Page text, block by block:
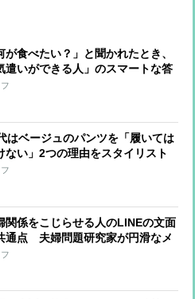
が食べたい？」と聞かれたとき、
遣いができる人」のスマートな答
はベージュのパンツを「履いては
ない」2つの理由をスタイリスト
関係をこじらせる人のLINEの文面
通点 夫婦問題研究家が円滑なメ
ージの送り方を指南する